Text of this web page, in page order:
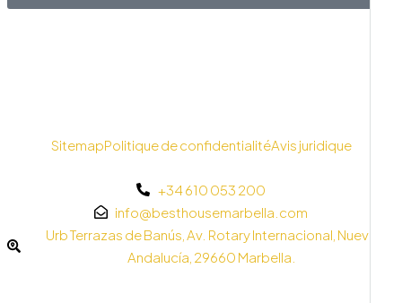
SitemapPolitique de confidentialitéAvis juridique
+34 610 053 200
info@besthousemarbella.com
Urb Terrazas de Banús, Av. Rotary Internacional, Nueva
Andalucía, 29660 Marbella.